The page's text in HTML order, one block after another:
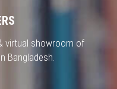
virtual showroom of
Bangladesh.